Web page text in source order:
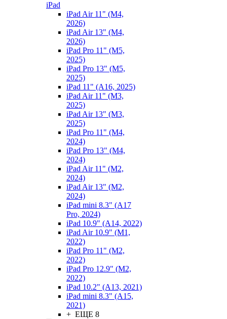
iPad
iPad Air 11" (M4,
2026)
iPad Air 13" (M4,
2026)
iPad Pro 11" (M5,
2025)
iPad Pro 13" (M5,
2025)
iPad 11" (A16, 2025)
iPad Air 11" (M3,
2025)
iPad Air 13" (M3,
2025)
iPad Pro 11" (M4,
2024)
iPad Pro 13" (M4,
2024)
iPad Air 11" (M2,
2024)
iPad Air 13" (M2,
2024)
iPad mini 8.3" (A17
Pro, 2024)
iPad 10.9" (A14, 2022)
iPad Air 10.9" (M1,
2022)
iPad Pro 11" (M2,
2022)
iPad Pro 12.9" (M2,
2022)
iPad 10.2" (A13, 2021)
iPad mini 8.3" (A15,
2021)
+ ЕЩЕ 8